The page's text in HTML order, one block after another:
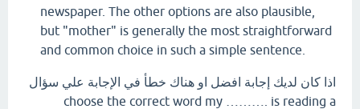
newspaper. The other options are also plausible,
but "mother" is generally the most straightforward
and common choice in such a simple sentence.
اذا كان لديك إجابة افضل او هناك خطأ في الإجابة علي سؤال
choose the correct word my ………. is reading a